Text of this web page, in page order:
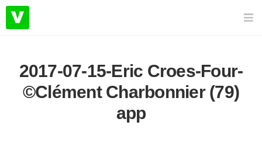
2017-07-15-Eric Croes-Four-
©Clément Charbonnier (79)
app